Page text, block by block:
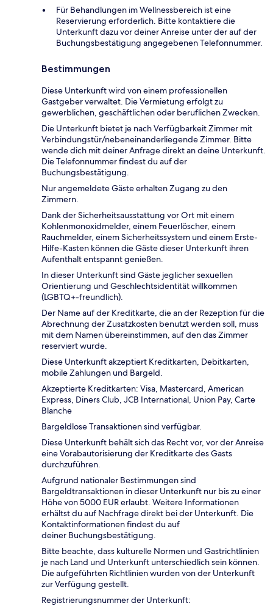
Für Behandlungen im Wellnessbereich ist eine
Reservierung erforderlich. Bitte kontaktiere die
Unterkunft dazu vor deiner Anreise unter der auf der
Buchungsbestätigung angegebenen Telefonnummer.
Bestimmungen
Diese Unterkunft wird von einem professionellen
Gastgeber verwaltet. Die Vermietung erfolgt zu
gewerblichen, geschäftlichen oder beruflichen Zwecken.
Die Unterkunft bietet je nach Verfügbarkeit Zimmer mit
Verbindungstür/nebeneinanderliegende Zimmer. Bitte
wende dich mit deiner Anfrage direkt an deine Unterkunft.
Die Telefonnummer findest du auf der
Buchungsbestätigung.
Nur angemeldete Gäste erhalten Zugang zu den
Zimmern.
Dank der Sicherheitsausstattung vor Ort mit einem
Kohlenmonoxidmelder, einem Feuerlöscher, einem
Rauchmelder, einem Sicherheitssystem und einem Erste-
Hilfe-Kasten können die Gäste dieser Unterkunft ihren
Aufenthalt entspannt genießen.
In dieser Unterkunft sind Gäste jeglicher sexuellen
Orientierung und Geschlechtsidentität willkommen
(LGBTQ+-freundlich).
Der Name auf der Kreditkarte, die an der Rezeption für die
Abrechnung der Zusatzkosten benutzt werden soll, muss
mit dem Namen übereinstimmen, auf den das Zimmer
reserviert wurde.
Diese Unterkunft akzeptiert Kreditkarten, Debitkarten,
mobile Zahlungen und Bargeld.
Akzeptierte Kreditkarten: Visa, Mastercard, American
Express, Diners Club, JCB International, Union Pay, Carte
Blanche
Bargeldlose Transaktionen sind verfügbar.
Diese Unterkunft behält sich das Recht vor, vor der Anreise
eine Vorabautorisierung der Kreditkarte des Gasts
durchzuführen.
Aufgrund nationaler Bestimmungen sind
Bargeldtransaktionen in dieser Unterkunft nur bis zu einer
Höhe von 5000 EUR erlaubt. Weitere Informationen
erhältst du auf Nachfrage direkt bei der Unterkunft. Die
Kontaktinformationen findest du auf
deiner Buchungsbestätigung.
Bitte beachte, dass kulturelle Normen und Gastrichtlinien
je nach Land und Unterkunft unterschiedlich sein können.
Die aufgeführten Richtlinien wurden von der Unterkunft
zur Verfügung gestellt.
Registrierungsnummer der Unterkunft: